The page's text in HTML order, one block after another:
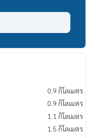
0.9 กิโลเมตร
0.9 กิโลเมตร
1.1 กิโลเมตร
1.5 กิโลเมตร